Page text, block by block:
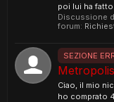
poi lui ha
Discussione
forum:
SEZIONE
Ciao, il mio
ho comprato